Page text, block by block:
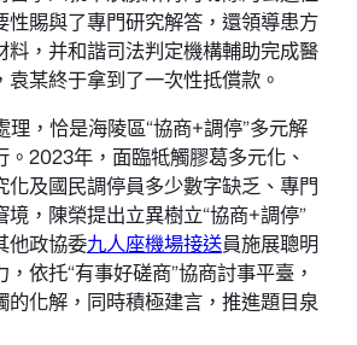
性賜與了專門研究解答，還領導患方
料，并和諧司法判定機構輔助完成醫
某終于拿到了一次性抵償款。
理，恰是海陵區“協商+調停”多元解
2023年，面臨牴觸膠葛多元化、
化及國民調停員多少數字缺乏、專門
，陳榮提出立異樹立“協商+調停”
他政協委九人座機場接送員施展聰明
，依托“有事好磋商”協商討事平臺，
的化解，同時積極建言，推進題目泉